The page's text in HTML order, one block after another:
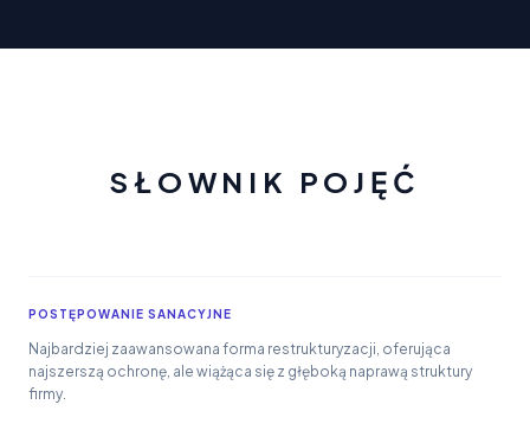
SŁOWNIK POJĘĆ
POSTĘPOWANIE SANACYJNE
Najbardziej zaawansowana forma restrukturyzacji, oferująca
najszerszą ochronę, ale wiążąca się z głęboką naprawą struktury
firmy.